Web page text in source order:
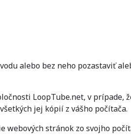
alebo bez neho pozastaviť
LoopTube.net, v prípade,
jej kópií z vášho počítača.
webových stránok zo svojho